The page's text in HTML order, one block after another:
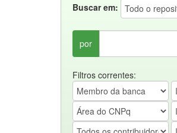
Buscar em:
por
Filtros correntes: